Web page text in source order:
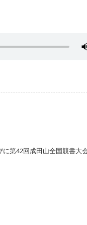
に第42回成田山全国競書大